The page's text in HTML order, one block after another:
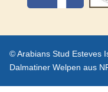
© Arabians Stud Esteves
Dalmatiner Welpen aus